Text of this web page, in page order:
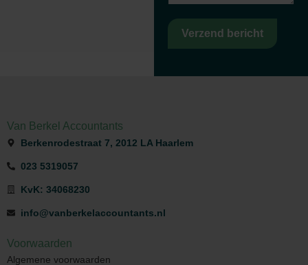
Verzend bericht
Van Berkel Accountants
Berkenrodestraat 7, 2012 LA Haarlem
023 5319057
KvK: 34068230
info@vanberkelaccountants.nl
Voorwaarden
Algemene voorwaarden